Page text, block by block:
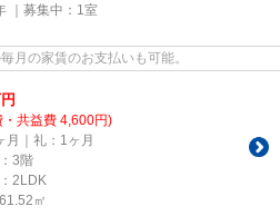
｜募集中： 1室
月の家賃のお支払いも可能。
円
・共益費 4,600円)
月｜礼：1ヶ月
3階
2LDK
㎡